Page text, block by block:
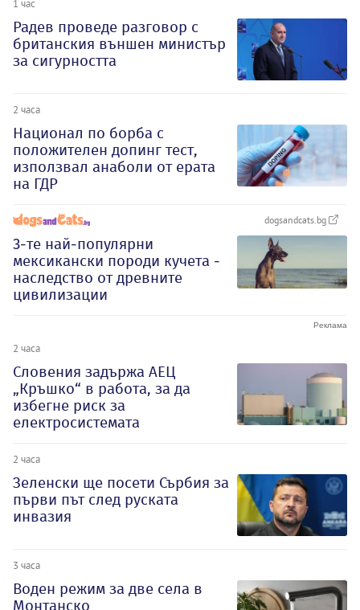
1 час
Радев проведе разговор с
британския външен министър
за сигурността
2 часа
Национал по борба с
положителен допинг тест,
използвал анаболи от ерата
на ГДР
dogsandcats.bg
3-те най-популярни
мексикански породи кучета -
наследство от древните
цивилизации
2 часа
Словения задържа АЕЦ
„Кръшко“ в работа, за да
избегне риск за
електросистемата
2 часа
Зеленски ще посети Сърбия за
първи път след руската
инвазия
3 часа
Воден режим за две села в
Монтанско